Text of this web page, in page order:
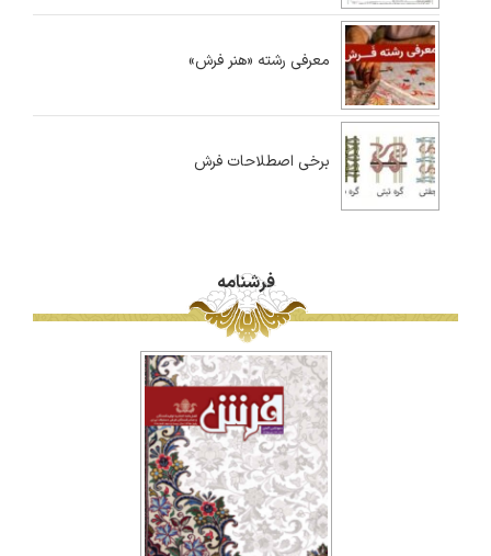
معرفی رشته «هنر فرش»
برخی اصطلاحات فرش
فرشنامه